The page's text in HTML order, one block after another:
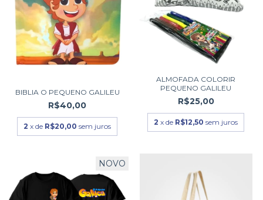
BIBLIA O PEQUENO GALILEU
R$40,00
2 x de R$20,00 sem juros
ALMOFADA COLORIR
PEQUENO GALILEU
R$25,00
2 x de R$12,50 sem juros
NOVO